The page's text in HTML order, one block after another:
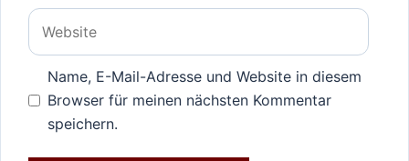
Adresse
Website
Name, E-Mail-Adresse und Website in diesem
Browser für meinen nächsten Kommentar
speichern.